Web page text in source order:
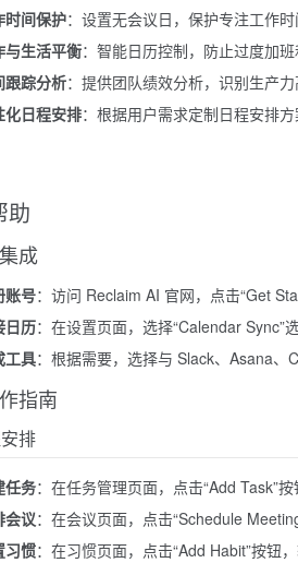
时间保护：设置无会议日，保护专注工作时
与生活平衡：智能日历控制，防止过度加班
跟踪分析：提供团队绩效分析，识别生产力
化日程安排：根据用户需求定制日程安排方
助
成
账号：访问 Reclaim AI 官网，点击“Get
日历：在设置页面，选择“Calendar Sync”
工具：根据需要，选择与 Slack、Asana、
指南
排
任务：在任务管理页面，点击“Add Task”
会议：在会议页面，点击“Schedule
习惯：在习惯页面，点击“Add Habit”按钮